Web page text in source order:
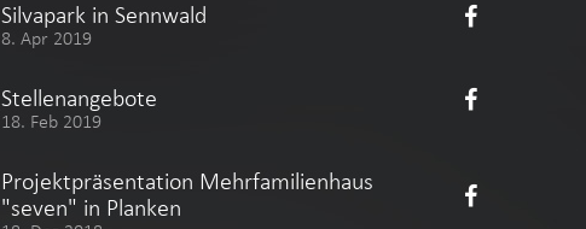
Silvapark in Sennwald
8. Apr 2019
Stellenangebote
18. Feb 2019
Projektpräsentation Mehrfamilienhaus
"seven" in Planken